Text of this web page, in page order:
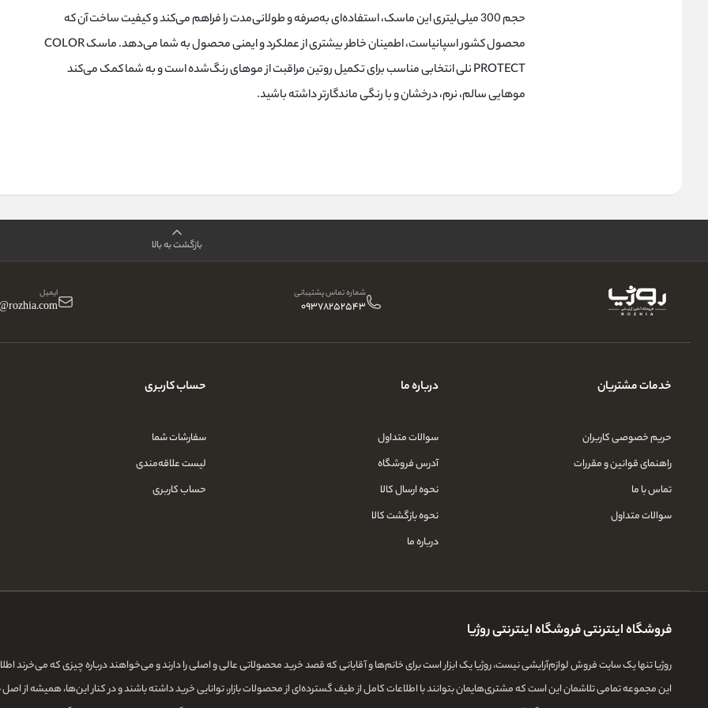
حجم 300 میلی‌لیتری این ماسک، استفاده‌ای به‌صرفه و طولانی‌مدت را فراهم می‌کند و کیفیت ساخت آن که
محصول کشور اسپانیاست، اطمینان خاطر بیشتری از عملکرد و ایمنی محصول به شما می‌دهد. ماسک COLOR
PROTECT نلی انتخابی مناسب برای تکمیل روتین مراقبت از موهای رنگ‌شده است و به شما کمک می‌کند
موهایی سالم، نرم، درخشان و با رنگی ماندگارتر داشته باشید.
بازگشت به بالا
شماره تماس پشتیبانی
09378252543
ایمیل
خدمات مشتریان
حریم خصوصی کاربران
راهنمای قوانین و مقررات
تماس با ما
سوالات متداول
درباره ما
سوالات متداول
آدرس فروشگاه
نحوه ارسال کالا
نحوه بازگشت کالا
درباره ما
حساب کاربری
سفارشات شما
لیست علاقه‌مندی
حساب کاربری
فروشگاه اینترنتی فروشگاه اینترنتی روژیا
روژیا تنها یک سایت فروش لوازم‌آرایشی نیست، روژیا یک ابزار است برای خانم‌ها و آقایانی که قصد خرید محصولاتی عالی و اصلی را دارند و می‌خواهند درباره چیزی که می‌خرند
این مجموعه تمامی تلاشمان این است که مشتری‌هایمان بتوانند با اطلاعات کامل از طیف گسترده‌ای از محصولات بازار، توانایی خرید داشته باشند و در کنار این‌ها، همیشه از